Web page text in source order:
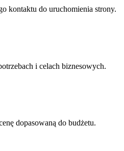
kontaktu do uruchomienia strony.
i celach biznesowych.
dopasowaną do budżetu.